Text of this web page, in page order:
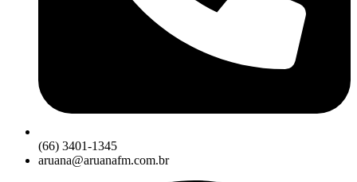
(66) 3401-1345
aruana@aruanafm.com.br